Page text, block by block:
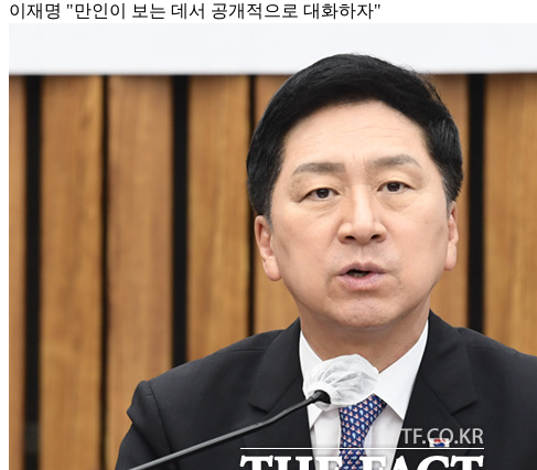
이재명 "만인이 보는 데서 공개적으로 대화하자"